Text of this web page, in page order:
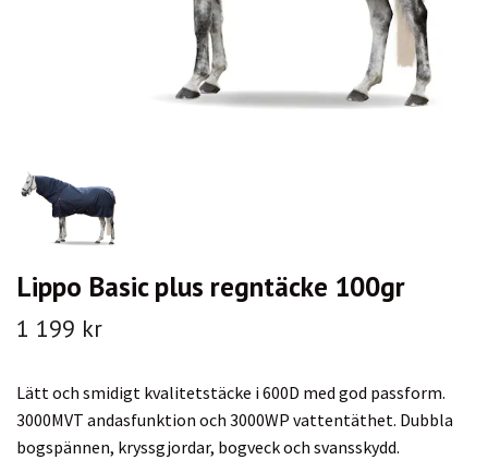
Lippo Basic plus regntäcke 100gr
1 199 kr
Lätt och smidigt kvalitetstäcke i 600D med god passform.
3000MVT andasfunktion och 3000WP vattentäthet. Dubbla
bogspännen, kryssgjordar, bogveck och svansskydd.